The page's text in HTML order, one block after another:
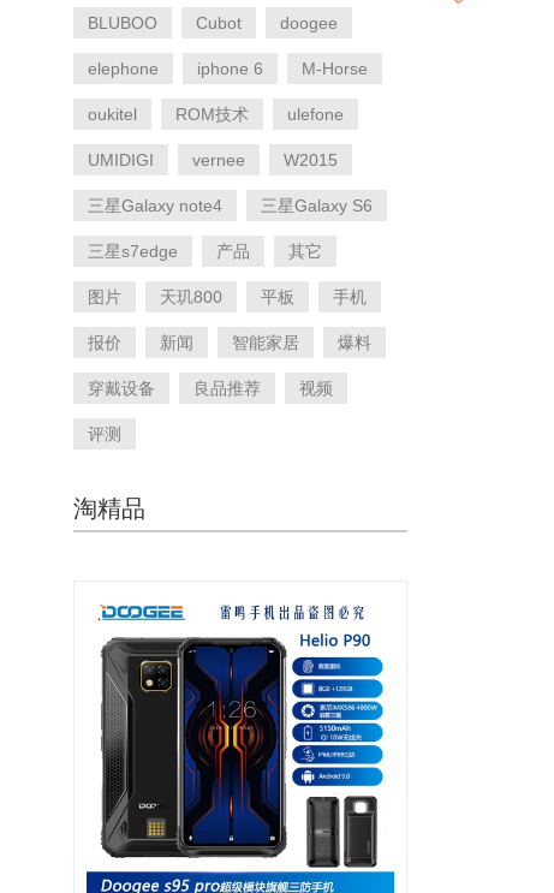
BLUBOO Cubot doogee
elephone iphone 6 M-Horse
oukitel ROM技术 ulefone
UMIDIGI vernee W2015
三星Galaxy note4 三星Galaxy S6
三星s7edge 产品 其它
图片 天玑800 平板 手机
报价 新闻 智能家居 爆料
穿戴设备 良品推荐 视频
评测
淘精品